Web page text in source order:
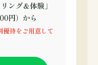
ング＆体験」
円）から
待をご用意して